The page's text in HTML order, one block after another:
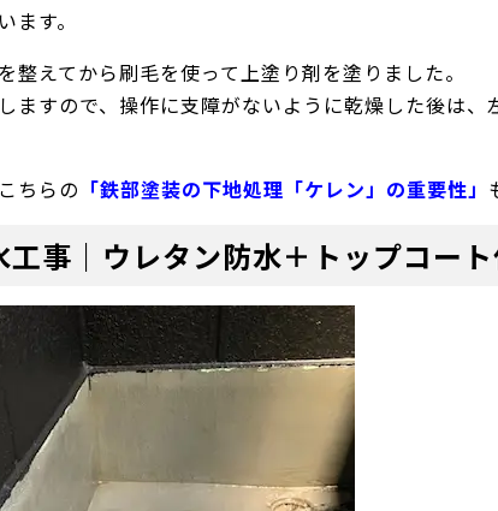
ます。
整えてから刷毛を使って上塗り剤を塗りました。
ますので、操作に支障がないように乾燥した後は
ちらの 「鉄部塗装の下地処理「ケレン」の重要性」
工事｜ウレタン防水＋トップコー